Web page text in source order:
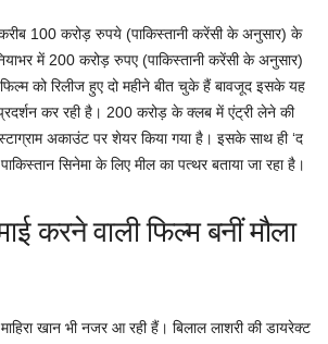
100 करोड़ रुपये (पाकिस्तानी करेंसी के अनुसार) के
में 200 करोड़ रुपए (पाकिस्तानी करेंसी के अनुसार)
को रिलीज हुए दो महीने बीत चुके हैं बावजूद इसके यह
कर रही है। 200 करोड़ के क्लब में एंट्री लेने की
अकाउंट पर शेयर किया गया है। इसके साथ ही ‘द
सिनेमा के लिए मील का पत्थर बताया जा रहा है।
करने वाली फिल्म बनीं मौला
खान भी नजर आ रही हैं। बिलाल लाशरी की डायरेक्ट